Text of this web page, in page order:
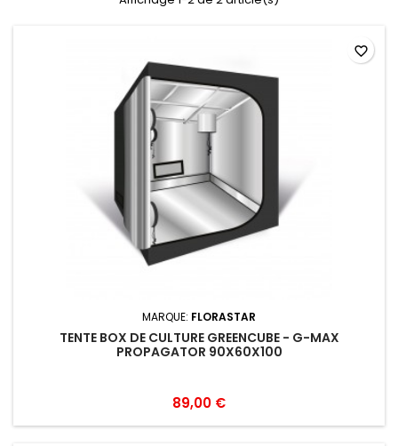
MARQUE: FLORASTAR
TENTE BOX DE CULTURE GREENCUBE - G-MAX
PROPAGATOR 90X60X100
89,00 €
favorite_border